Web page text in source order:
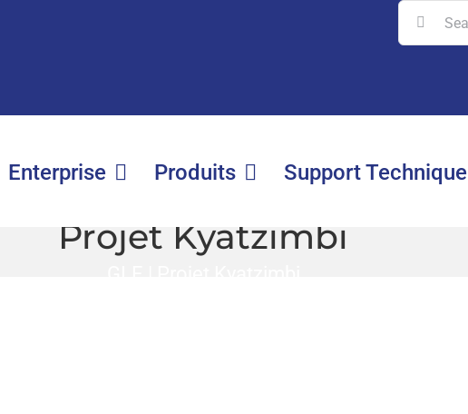
Search
for:
Enterprise Produits Support Technique
Projet Kyatzimbi